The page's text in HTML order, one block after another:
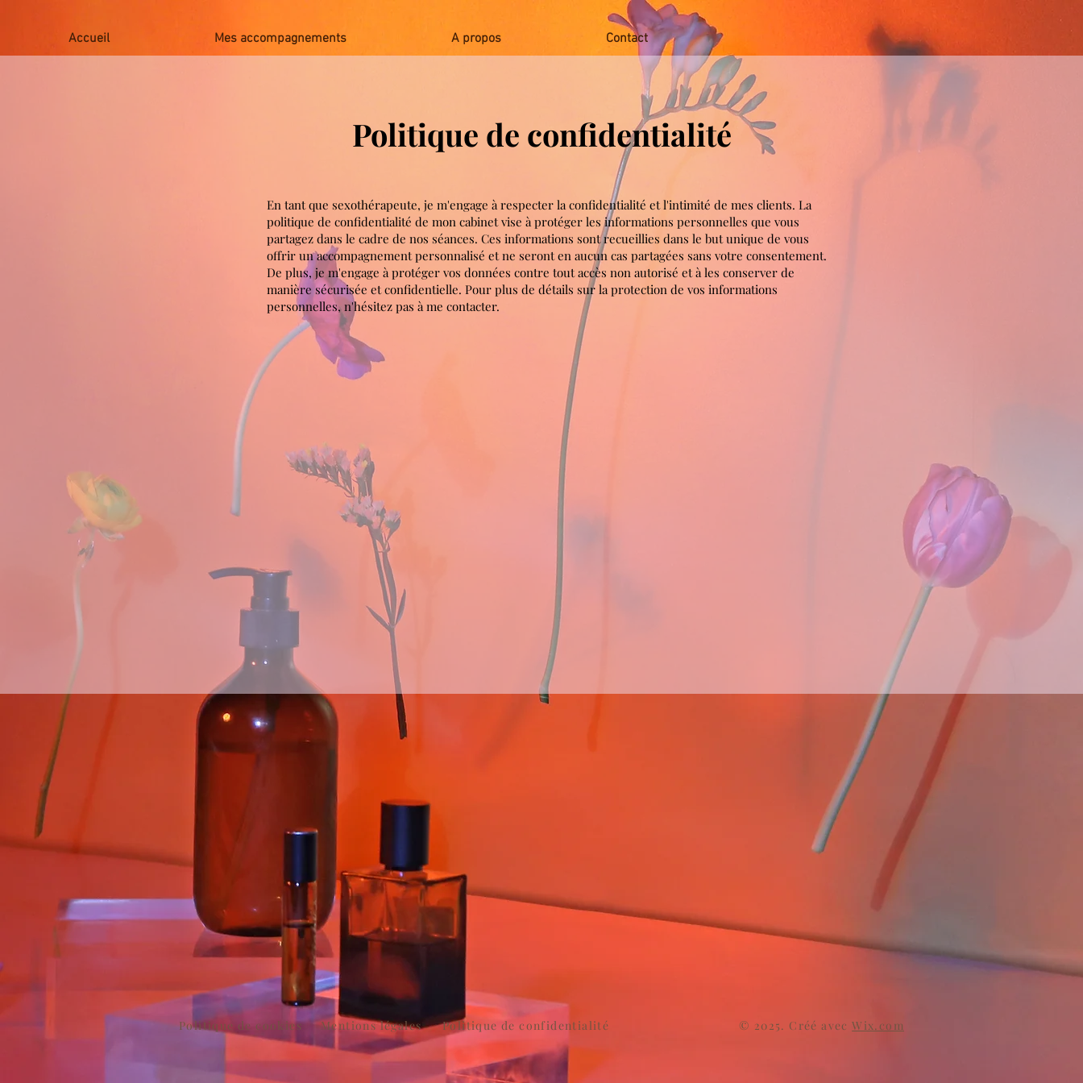
Accueil Mes accompagnements A propos Contact
Politique de confidentialité
En tant que sexothérapeute, je m'engage à respecter la confidentialité et l'intimité de mes clients. La
politique de confidentialité de mon cabinet vise à protéger les informations personnelles que vous
partagez dans le cadre de nos séances. Ces informations sont recueillies dans le but unique de vous
offrir un accompagnement personnalisé et ne seront en aucun cas partagées sans votre consentement.
De plus, je m'engage à protéger vos données contre tout accès non autorisé et à les conserver de
manière sécurisée et confidentielle. Pour plus de détails sur la protection de vos informations
personnelles, n'hésitez pas à me contacter.
Politique de cookies Mentions légales Politique de confidentialité © 2025. Créé avecWix.com